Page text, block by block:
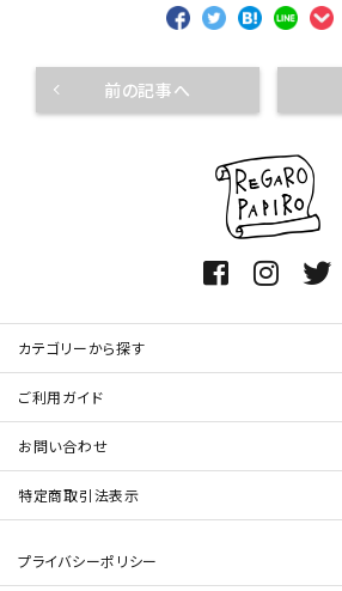
前の記事へ
カテゴリーから探す
ご利用ガイド
お問い合わせ
特定商取引法表示
プライバシーポリシー